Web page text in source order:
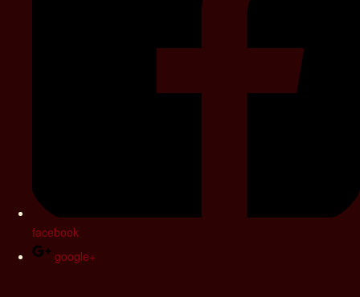
facebook
google+